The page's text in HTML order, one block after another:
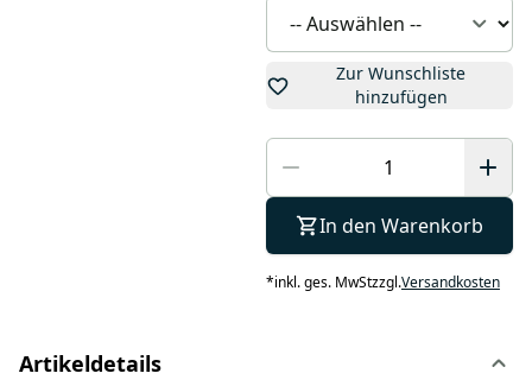
Zur Wunschliste
hinzufügen
In den Warenkorb
*inkl. ges. MwStzzgl.Versandkosten
Artikeldetails